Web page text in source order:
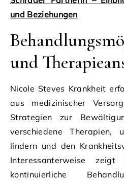
und Beziehungen
und
Nicole Steves Krankheit
aus medizinischer
Strategien zur
verschiedene
lindern und den
Interessanterweise
kontinuierliche